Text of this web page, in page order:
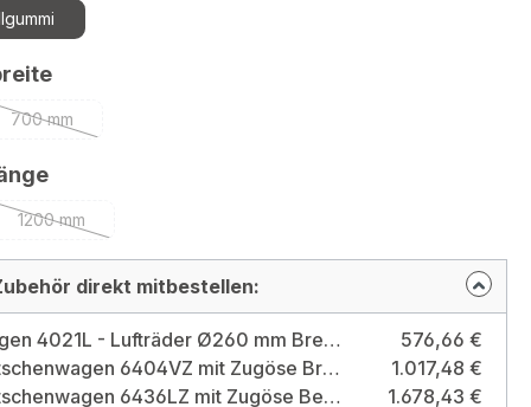
auswählen
700 mm
(Diese Option ist zurzeit nicht verfügbar.)
auswählen
1200 mm
(Diese Option ist zurzeit nicht verfügbar.)
direkt mitbestellen:
Handwagen 4021L - Lufträder Ø260 mm Breite 600 mm, Länge 1000 mm Bereifung: Luft / Ladeflächenbreite: 600 mm / Ladeflächenlänge: 1000 mm
576,66 €
Handpritschenwagen 6404VZ mit Zugöse Breite 800 mm, Länge 1200 mm, Bereifung Vollgummi Bereifung: Vollgummi / Ladeflächenbreite: 800 mm / Ladeflächenlänge: 1200 mm
1.017,48 €
Handpritschenwagen 6436LZ mit Zugöse Bereifung Luft, Länge 2000 mm, Breite 1000 mm Bereifung: Luft / Ladeflächenbreite: 1000 mm / Ladeflächenlänge: 2000 mm
1.678,43 €